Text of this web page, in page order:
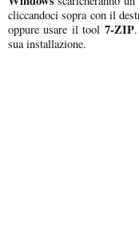
cliccandoci sopra con il
oppure usare il tool 7-ZIP
sua installazione.